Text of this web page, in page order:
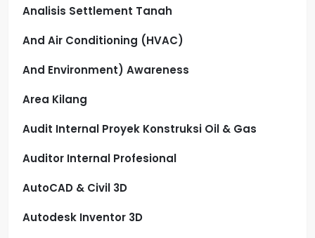
Analisis Settlement Tanah
And Air Conditioning (HVAC)
And Environment) Awareness
Area Kilang
Audit Internal Proyek Konstruksi Oil & Gas
Auditor Internal Profesional
AutoCAD & Civil 3D
Autodesk Inventor 3D